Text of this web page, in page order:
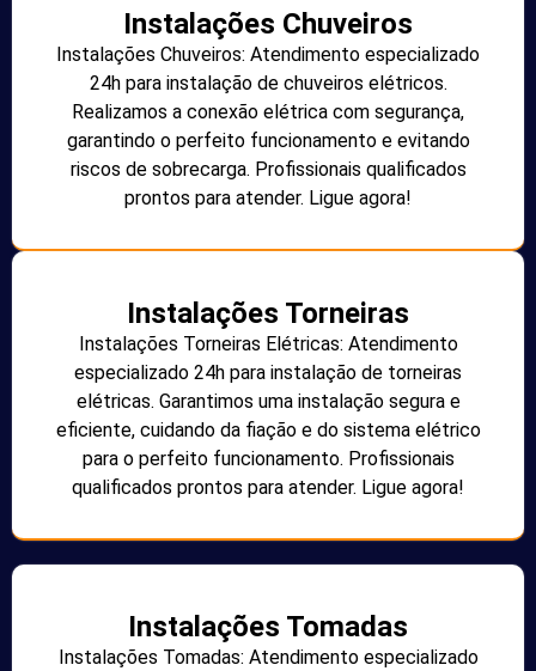
Instalações Chuveiros
Instalações Chuveiros: Atendimento especializado
24h para instalação de chuveiros elétricos.
Realizamos a conexão elétrica com segurança,
garantindo o perfeito funcionamento e evitando
riscos de sobrecarga. Profissionais qualificados
prontos para atender. Ligue agora!
Instalações Torneiras
Instalações Torneiras Elétricas: Atendimento
especializado 24h para instalação de torneiras
elétricas. Garantimos uma instalação segura e
eficiente, cuidando da fiação e do sistema elétrico
para o perfeito funcionamento. Profissionais
qualificados prontos para atender. Ligue agora!
Instalações Tomadas
Instalações Tomadas: Atendimento especializado